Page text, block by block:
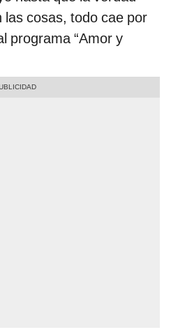
las cosas, todo cae por
programa “Amor y